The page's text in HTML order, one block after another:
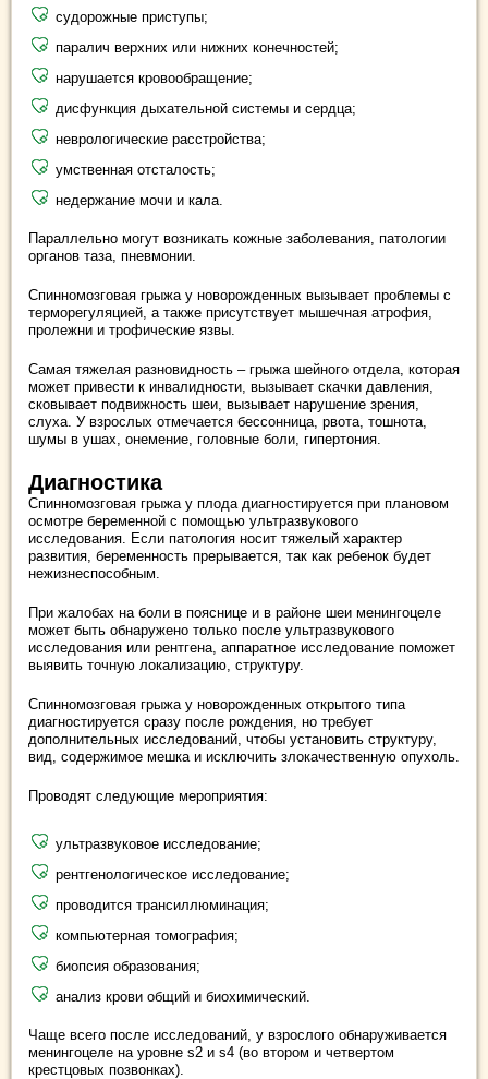
судорожные приступы;
паралич верхних или нижних конечностей;
нарушается кровообращение;
дисфункция дыхательной системы и сердца;
неврологические расстройства;
умственная отсталость;
недержание мочи и кала.
Параллельно могут возникать кожные заболевания, патологии
органов таза, пневмонии.
Спинномозговая грыжа у новорожденных вызывает проблемы с
терморегуляцией, а также присутствует мышечная атрофия,
пролежни и трофические язвы.
Самая тяжелая разновидность – грыжа шейного отдела, которая
может привести к инвалидности, вызывает скачки давления,
сковывает подвижность шеи, вызывает нарушение зрения,
слуха. У взрослых отмечается бессонница, рвота, тошнота,
шумы в ушах, онемение, головные боли, гипертония.
Диагностика
Спинномозговая грыжа у плода диагностируется при плановом
осмотре беременной с помощью ультразвукового
исследования. Если патология носит тяжелый характер
развития, беременность прерывается, так как ребенок будет
нежизнеспособным.
При жалобах на боли в пояснице и в районе шеи менингоцеле
может быть обнаружено только после ультразвукового
исследования или рентгена, аппаратное исследование поможет
выявить точную локализацию, структуру.
Спинномозговая грыжа у новорожденных открытого типа
диагностируется сразу после рождения, но требует
дополнительных исследований, чтобы установить структуру,
вид, содержимое мешка и исключить злокачественную опухоль.
Проводят следующие мероприятия:
ультразвуковое исследование;
рентгенологическое исследование;
проводится трансиллюминация;
компьютерная томография;
биопсия образования;
анализ крови общий и биохимический.
Чаще всего после исследований, у взрослого обнаруживается
менингоцеле на уровне s2 и s4 (во втором и четвертом
крестцовых позвонках).